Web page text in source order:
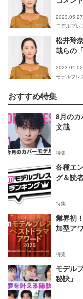
モデルプレ
松井玲
哉らの
モデルプレ
おすすめ特集
8月の
文哉
特集
各種エ
グ＆読
特集
業界初
加型ア
特集
モデル
秘訣」